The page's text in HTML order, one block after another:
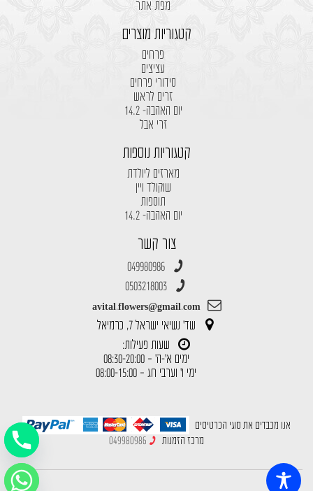
מפת אתר
קטגוריות מוצרים
פרחים
עציצים
סידורי פרחים
זרים לראש
יום האהבה- 14.2
זרי אבל
קטגוריות נוספות
מארזים ליולדת
שוקולד ויין
תוספות
יום האהבה- 14.2
צור קשר
049980986
0503218003
avital.flowers@gmail.com
שד' נשיאי ישראל 7, כרמיאל
שעות פעילות:
ימים א'-ה' – 08:30-20:00
ימי ו' וערבי חג – 08:00-15:00
אנו מכבדים את סוגי הכרטיסים
מרכז הזמנות